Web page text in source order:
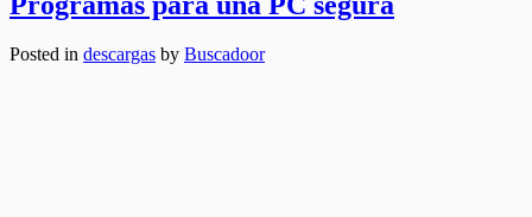
Posted in descargas by Buscadoor